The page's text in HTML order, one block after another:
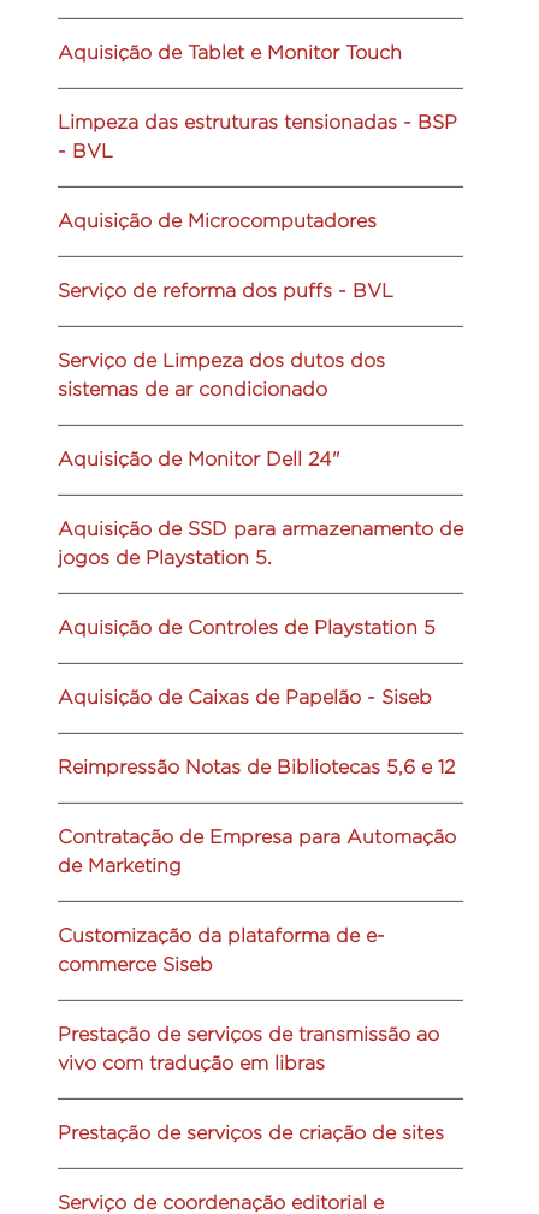
Aquisição de Tablet e Monitor Touch
Limpeza das estruturas tensionadas - BSP
- BVL
Aquisição de Microcomputadores
Serviço de reforma dos puffs - BVL
Serviço de Limpeza dos dutos dos
sistemas de ar condicionado
Aquisição de Monitor Dell 24"
Aquisição de SSD para armazenamento de
jogos de Playstation 5.
Aquisição de Controles de Playstation 5
Aquisição de Caixas de Papelão - Siseb
Reimpressão Notas de Bibliotecas 5,6 e 12
Contratação de Empresa para Automação
de Marketing
Customização da plataforma de e-
commerce Siseb
Prestação de serviços de transmissão ao
vivo com tradução em libras
Prestação de serviços de criação de sites
Serviço de coordenação editorial e